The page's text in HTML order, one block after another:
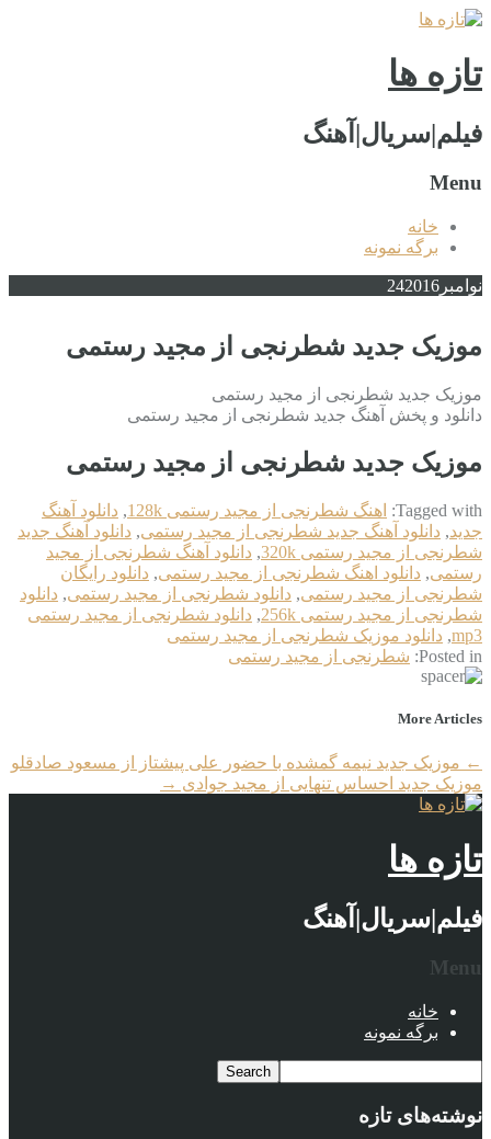
تازه ها
فیلم|سریال|آهنگ
Menu
خانه
برگه نمونه
نوامبر 242016
موزیک جدید شطرنجی از مجید رستمی
موزیک جدید شطرنجی از مجید رستمی
دانلود و پخش آهنگ جدید شطرنجی از مجید رستمی
موزیک جدید شطرنجی از مجید رستمی
Tagged with: اهنگ شطرنجی از مجید رستمی 128k , دانلود آهنگ
جدید, دانلود آهنگ جدید شطرنجی از مجید رستمی, دانلود آهنگ جدید
شطرنجی از مجید رستمی 320k
, دانلود آهنگ شطرنجی از مجید
رستمی, دانلود اهنگ شطرنجی از مجید رستمی, دانلود رایگان
شطرنجی از مجید رستمی, دانلود شطرنجی از مجید رستمی, دانلود
شطرنجی از مجید رستمی 256k
, دانلود شطرنجی از مجید رستمی
mp3
, دانلود موزیک شطرنجی از مجید رستمی
Posted in: شطرنجی از مجید رستمی
More Articles
← موزیک جدید نیمه گمشده با حضور علی پیشتاز از مسعود صادقلو
موزیک جدید احساس تنهایی از مجید جوادی →
تازه ها
فیلم|سریال|آهنگ
Menu
خانه
برگه نمونه
نوشته‌های تازه